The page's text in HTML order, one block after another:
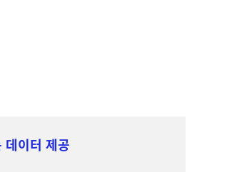
데이터 제공